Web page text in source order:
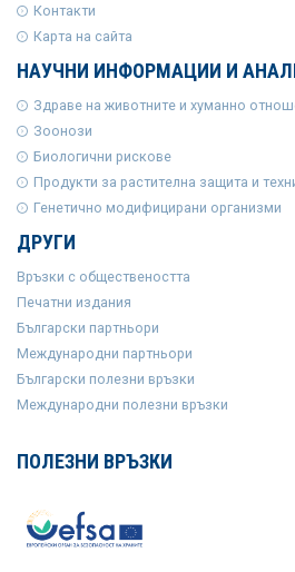
Контакти
Карта на сайта
НАУЧНИ ИНФОРМАЦИИ И
Здраве на животните и хуманно
Зоонози
Биологични рискове
Продукти за растителна защита и
Генетично модифицирани организми
ДРУГИ
Връзки с обществеността
Печатни издания
Български партньори
Международни партньори
Български полезни връзки
Международни полезни връзки
ПОЛЕЗНИ ВРЪЗКИ